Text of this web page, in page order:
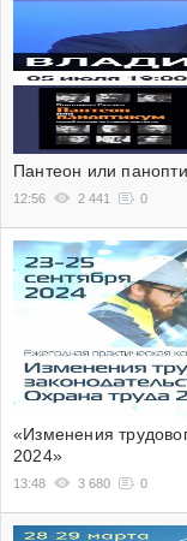
Пантеон или
12:56 2 441 0
«Изменения
2024»
13:48 3 680 0